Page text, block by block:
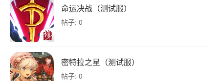
命运决战（测试服）
帖子: 0
密特拉之星（测试服）
帖子: 0